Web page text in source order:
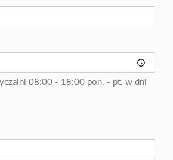
08:00 - 18:00 pon. - pt. w dni